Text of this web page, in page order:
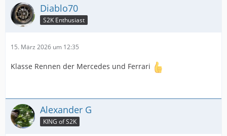
Diablo70
S2K Enthusiast
15. März 2026 um 12:35
Klasse Rennen der Mercedes und Ferrari
Alexander G
KING of S2K